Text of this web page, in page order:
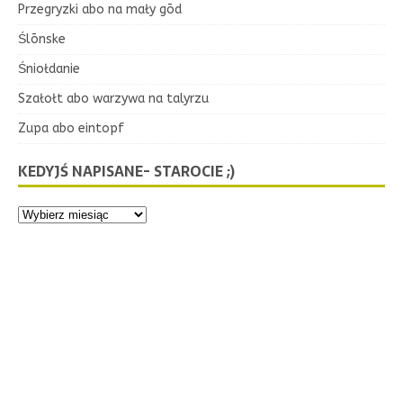
Przegryzki abo na mały gōd
Ślōnske
Śniołdanie
Szałołt abo warzywa na talyrzu
Zupa abo eintopf
KEDYJŚ NAPISANE- STAROCIE ;)